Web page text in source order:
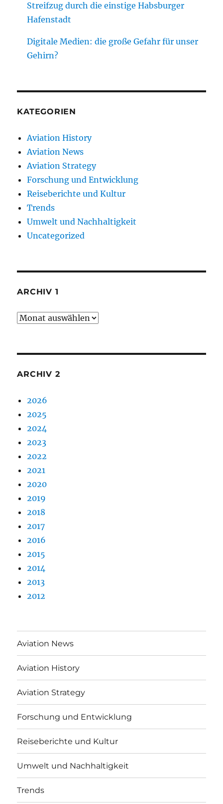
Streifzug durch die einstige Habsburger
Hafenstadt
Digitale Medien: die große Gefahr für unser
Gehirn?
KATEGORIEN
Aviation History
Aviation News
Aviation Strategy
Forschung und Entwicklung
Reiseberichte und Kultur
Trends
Umwelt und Nachhaltigkeit
Uncategorized
ARCHIV 1
Archiv
ARCHIV 2
2026
2025
2024
2023
2022
2021
2020
2019
2018
2017
2016
2015
2014
2013
2012
Aviation News
Aviation History
Aviation Strategy
Forschung und Entwicklung
Reiseberichte und Kultur
Umwelt und Nachhaltigkeit
Trends